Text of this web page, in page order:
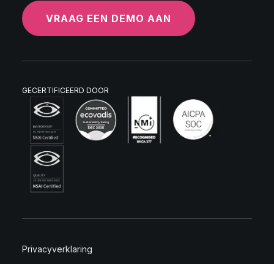
VRAAG EEN DEMO AAN
GECERTIFICEERD DOOR
Privacyverklaring